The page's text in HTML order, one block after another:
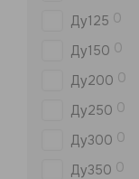
Ду125 0
Ду150 0
Ду200 0
Ду250 0
Ду300 0
Ду350 0